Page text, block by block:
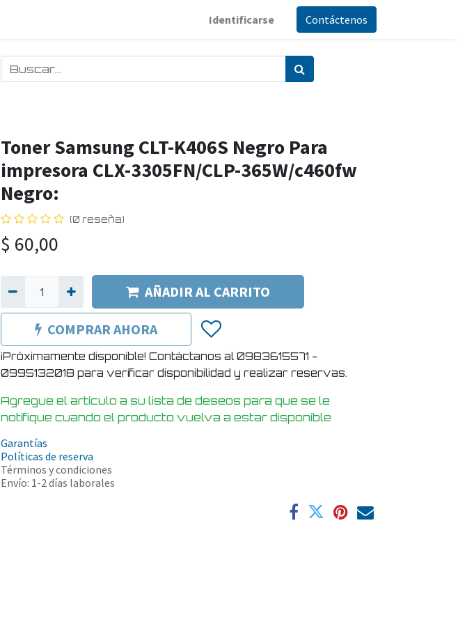
Identificarse Contáctenos
Toner Samsung CLT-K406S Negro Para
impresora CLX-3305FN/CLP-365W/c460fw
Negro:
(0 reseña)
$ 60,00
AÑADIR AL CARRITO
COMPRAR AHORA
¡Próximamente disponible! Contáctanos al 0983615571 -
0995132018 para verificar disponibilidad y realizar reservas.
Agregue el artículo a su lista de deseos para que se le
notifique cuando el producto vuelva a estar disponible
Garantías
Políticas de reserva
Términos y condiciones
Envío: 1-2 días laborales